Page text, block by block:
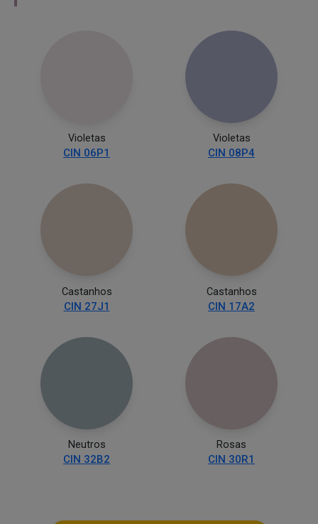
Violetas
CIN 06P1
Violetas
CIN 08P4
Castanhos
CIN 27J1
Castanhos
CIN 17A2
Neutros
CIN 32B2
Rosas
CIN 30R1